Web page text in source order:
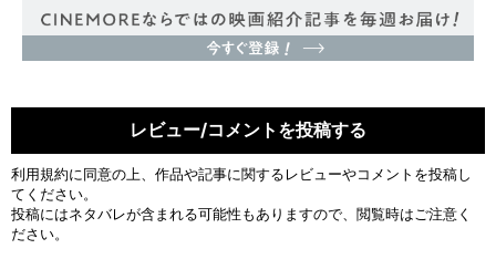
レビュー/コメントを投稿する
利用規約に同意の上、作品や記事に関するレビューやコメントを投稿し
てください。
投稿にはネタバレが含まれる可能性もありますので、閲覧時はご注意く
ださい。